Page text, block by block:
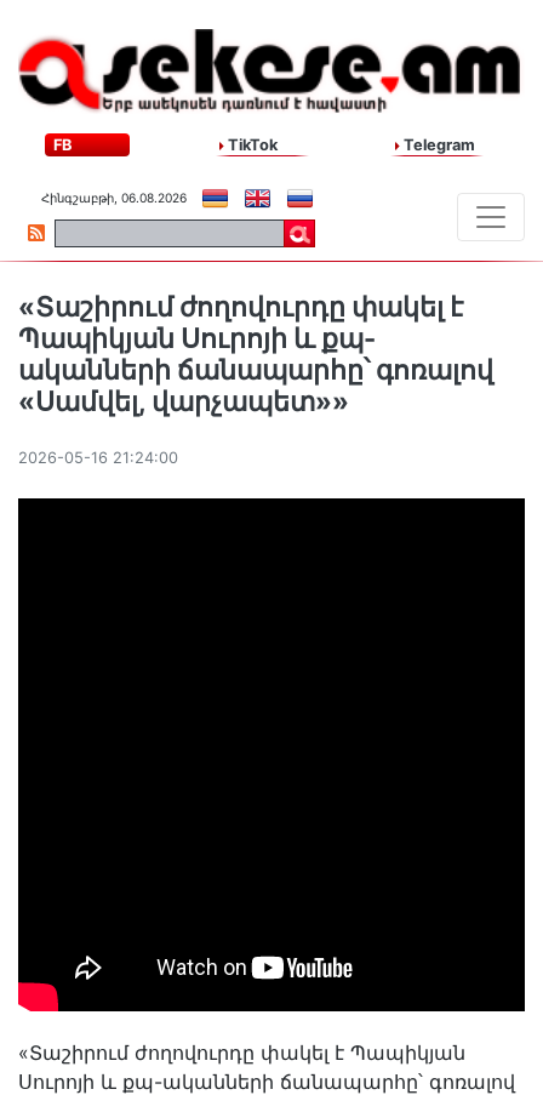
FB TikTok Telegram
Հինգշաբթի, 06.08.2026
«Տաշիրում ժողովուրդը փակել է
Պապիկյան Սուրոյի և քպ-
ականների ճանապարհը՝ գոռալով
«Սամվել, վարչապետ»»
2026-05-16 21:24:00
«Տաշիրում ժողովուրդը փակել է Պապիկյան
Սուրոյի և քպ-ականների ճանապարհը՝ գոռալով